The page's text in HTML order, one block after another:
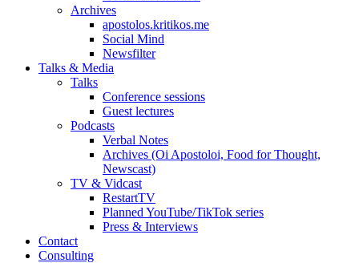
Archives
apostolos.kritikos.me
Social Mind
Newsfilter
Talks & Media
Talks
Conference sessions
Guest lectures
Podcasts
Verbal Notes
Archives (Oi Apostoloi, Food for Thought,
Newscast)
TV & Vidcast
RestartTV
Planned YouTube/TikTok series
Press & Interviews
Contact
Consulting